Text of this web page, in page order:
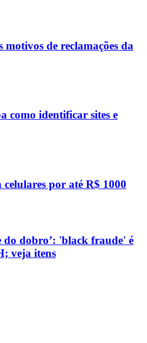
de reclamações da
como identificar sites e
por até R$ 1000
do dobro’: 'black fraude' é
veja itens